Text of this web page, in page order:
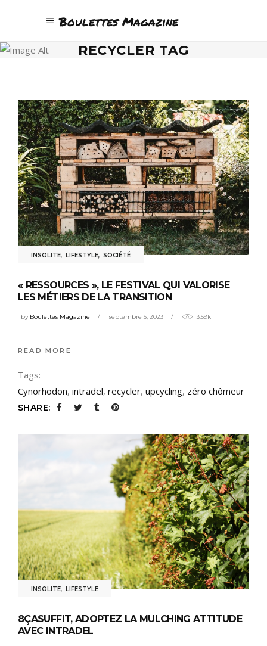
Boulettes Magazine
RECYCLER TAG
INSOLITE, LIFESTYLE, SOCIÉTÉ
« RESSOURCES », LE FESTIVAL QUI VALORISE
LES MÉTIERS DE LA TRANSITION
by Boulettes Magazine septembre 5, 2023 3.59k
READ MORE
Tags:
Cynorhodon, intradel, recycler, upcycling, zéro chômeur
SHARE:
INSOLITE, LIFESTYLE
8ÇASUFFIT, ADOPTEZ LA MULCHING ATTITUDE
AVEC INTRADEL